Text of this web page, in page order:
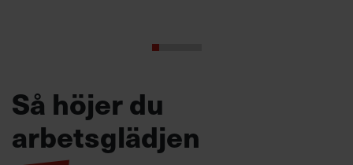
Så höjer du
arbetsglädjen